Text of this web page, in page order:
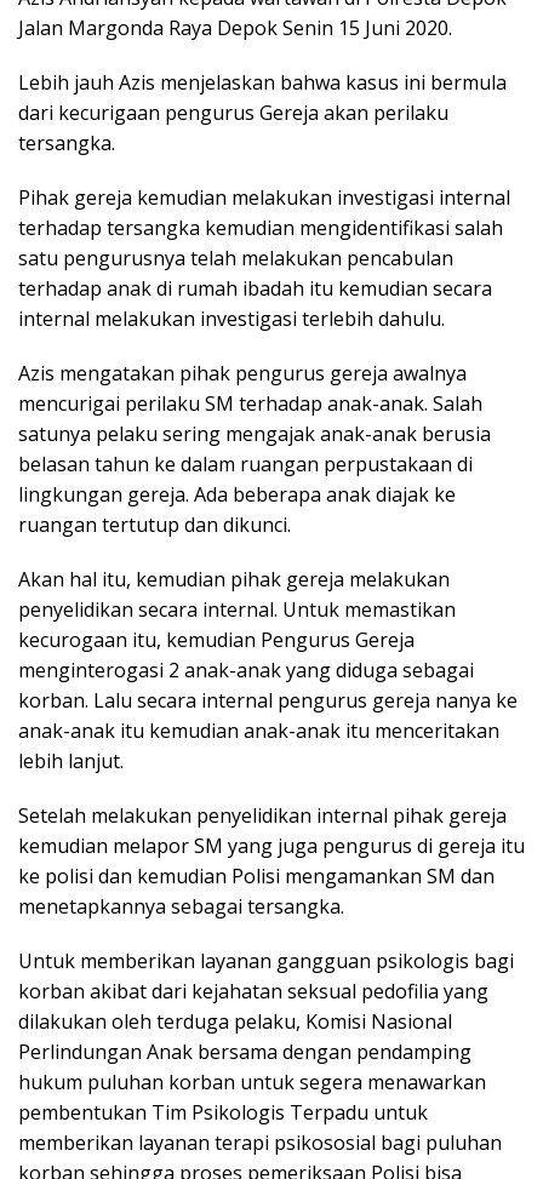
Jalan Margonda Raya Depok Senin 15 Juni 2020.
Lebih jauh Azis menjelaskan bahwa kasus ini bermula
dari kecurigaan pengurus Gereja akan perilaku
tersangka.
Pihak gereja kemudian melakukan investigasi internal
terhadap tersangka kemudian mengidentifikasi salah
satu pengurusnya telah melakukan pencabulan
terhadap anak di rumah ibadah itu kemudian secara
internal melakukan investigasi terlebih dahulu.
Azis mengatakan pihak pengurus gereja awalnya
mencurigai perilaku SM terhadap anak-anak. Salah
satunya pelaku sering mengajak anak-anak berusia
belasan tahun ke dalam ruangan perpustakaan di
lingkungan gereja. Ada beberapa anak diajak ke
ruangan tertutup dan dikunci.
Akan hal itu, kemudian pihak gereja melakukan
penyelidikan secara internal. Untuk memastikan
kecurogaan itu, kemudian Pengurus Gereja
menginterogasi 2 anak-anak yang diduga sebagai
korban. Lalu secara internal pengurus gereja nanya ke
anak-anak itu kemudian anak-anak itu menceritakan
lebih lanjut.
Setelah melakukan penyelidikan internal pihak gereja
kemudian melapor SM yang juga pengurus di gereja itu
ke polisi dan kemudian Polisi mengamankan SM dan
menetapkannya sebagai tersangka.
Untuk memberikan layanan gangguan psikologis bagi
korban akibat dari kejahatan seksual pedofilia yang
dilakukan oleh terduga pelaku, Komisi Nasional
Perlindungan Anak bersama dengan pendamping
hukum puluhan korban untuk segera menawarkan
pembentukan Tim Psikologis Terpadu untuk
memberikan layanan terapi psikososial bagi puluhan
korban sehingga proses pemeriksaan Polisi bisa